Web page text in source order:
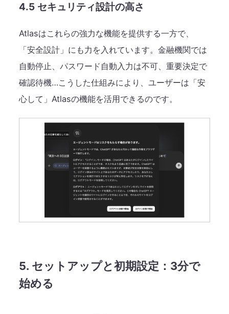
4.5 セキュリティ設計の高さ
Atlasはこれらの強力な機能を提供する一方で、
「安全設計」にも力を入れています。金融機関では
自動停止、パスワード自動入力は不可、重要決定で
確認待機…こうした仕組みにより、ユーザーは「安
心して」Atlasの機能を活用できるのです。
5. セットアップと初期設定：3分で
始める